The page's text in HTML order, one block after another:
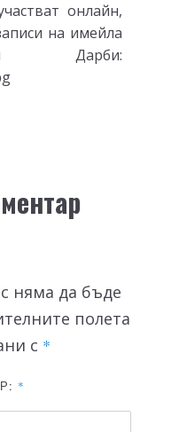
онлайн,
на имейла
Дарби:
няма да бъде
полета
с *
*